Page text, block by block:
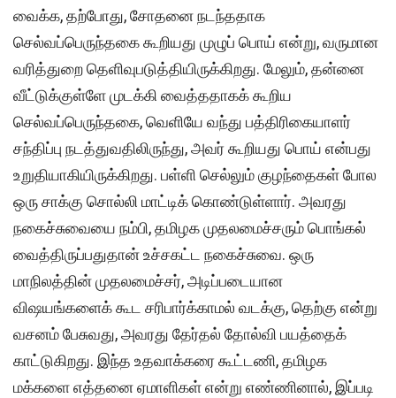
வைக்க, தற்போது, சோதனை நடந்ததாக
செல்வப்பெருந்தகை கூறியது முழுப் பொய் என்று, வருமான
வரித்துறை தெளிவுபடுத்தியிருக்கிறது. மேலும், தன்னை
வீட்டுக்குள்ளே முடக்கி வைத்ததாகக் கூறிய
செல்வப்பெருந்தகை, வெளியே வந்து பத்திரிகையாளர்
சந்திப்பு நடத்துவதிலிருந்து, அவர் கூறியது பொய் என்பது
உறுதியாகியிருக்கிறது. பள்ளி செல்லும் குழந்தைகள் போல
ஒரு சாக்கு சொல்லி மாட்டிக் கொண்டுள்ளார். அவரது
நகைச்சுவையை நம்பி, தமிழக முதலமைச்சரும் பொங்கல்
வைத்திருப்பதுதான் உச்சகட்ட நகைச்சுவை. ஒரு
மாநிலத்தின் முதலமைச்சர், அடிப்படையான
விஷயங்களைக் கூட சரிபார்க்காமல் வடக்கு, தெற்கு என்று
வசனம் பேசுவது, அவரது தேர்தல் தோல்வி பயத்தைக்
காட்டுகிறது. இந்த உதவாக்கரை கூட்டணி, தமிழக
மக்களை எத்தனை ஏமாளிகள் என்று எண்ணினால், இப்படி